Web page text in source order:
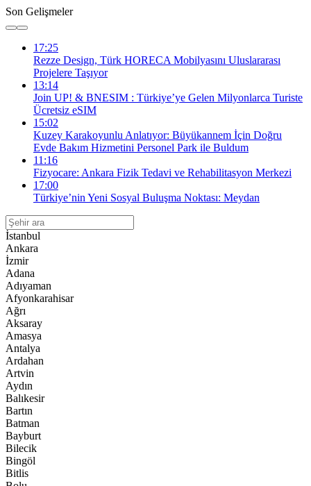
Son Gelişmeler
17:25
Rezze Design, Türk HORECA Mobilyasını Uluslararası
Projelere Taşıyor
13:14
Join UP! & BNESIM : Türkiye’ye Gelen Milyonlarca Turiste
Ücretsiz eSIM
15:02
Kuzey Karakoyunlu Anlatıyor: Büyükannem İçin Doğru
Evde Bakım Hizmetini Personel Park ile Buldum
11:16
Fizyocare: Ankara Fizik Tedavi ve Rehabilitasyon Merkezi
17:00
Türkiye’nin Yeni Sosyal Buluşma Noktası: Meydan
İstanbul
Ankara
İzmir
Adana
Adıyaman
Afyonkarahisar
Ağrı
Aksaray
Amasya
Antalya
Ardahan
Artvin
Aydın
Balıkesir
Bartın
Batman
Bayburt
Bilecik
Bingöl
Bitlis